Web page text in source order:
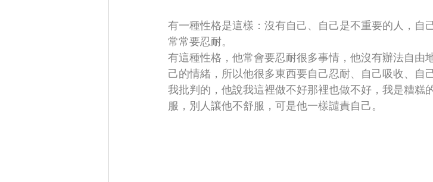
有一種性格是這樣：沒有自己、自己是不重要的人，自
常常要忍耐。
有這種性格，他常會要忍耐很多事情，他沒有辦法自由
己的情緒，所以他很多東西要自己忍耐、自己吸收、自
我批判的，他說我這裡做不好那裡也做不好，我是糟糕
服，別人讓他不舒服，可是他一樣譴責自己。